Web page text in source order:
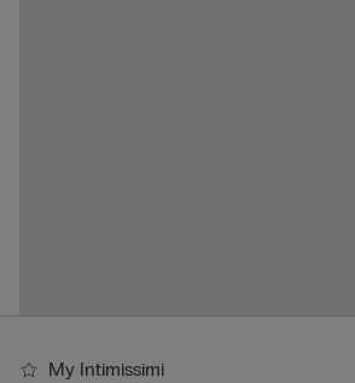
My Intimissimi